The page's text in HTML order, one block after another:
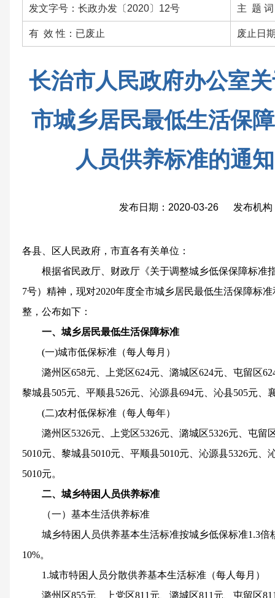
发文字号：长政办发〔2020〕12号 主 题 词
有 效 性：已废止 废止日
长治市人民政府办公室
市城乡居民最低生活保
人员供养标准的通
发布日期：2020-03-26 发布机构
各县、区人民政府，市直各有关单位：
根据省民政厅、财政厅《关于调整城乡低保保障标准
7号）精神，现对2020年度全市城乡居民最低生活保障标
整，公布如下：
一、城乡居民最低生活保障标准
(一)城市低保标准（每人每月）
潞州区658元、上党区624元、潞城区624元、屯留区
黎城县505元、平顺县526元、沁源县694元、沁县505元
(二)农村低保标准（每人每年）
潞州区5326元、上党区5326元、潞城区5326元、屯留
5010元、黎城县5010元、平顺县5010元、沁源县5326元、
5010元。
二、城乡特困人员供养标准
（一）基本生活供养标准
城乡特困人员供养基本生活标准按城乡低保标准1.3倍
10%。
1.城市特困人员分散供养基本生活标准（每人每月）
潞州区855元、上党区811元、潞城区811元、屯留区